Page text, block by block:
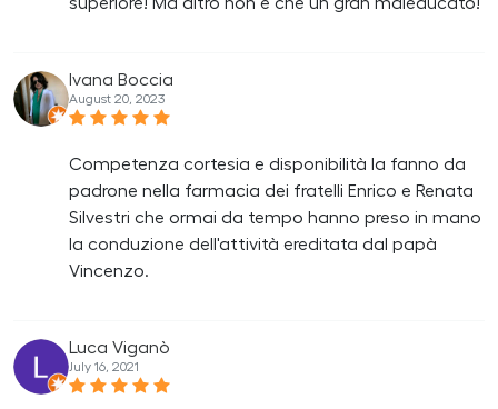
Ivana Boccia
August 20, 2023
Competenza cortesia e disponibilità la fanno da
padrone nella farmacia dei fratelli Enrico e Renata
Silvestri che ormai da tempo hanno preso in mano
la conduzione dell'attività ereditata dal papà
Vincenzo.
Luca Viganò
July 16, 2021